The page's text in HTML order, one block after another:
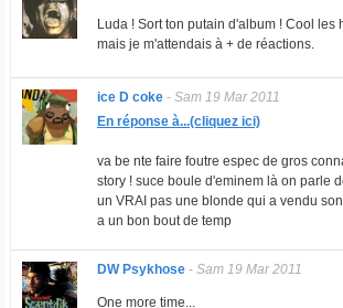
Luda ! Sort ton putain d'album ! Cool les
mais je m'attendais à + de réactions.
ice D coke- Sam 19 Mar 2011
En réponse à...(cliquez ici)
va be nte faire foutre espec de gros
story ! suce boule d'eminem là on parle
un VRAI pas une blonde qui a vendu
a un bon bout de temp
DW Psykhose- Sam 19 Mar 2011
One more time...